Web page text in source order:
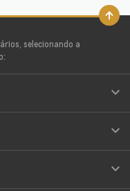
selecionando a